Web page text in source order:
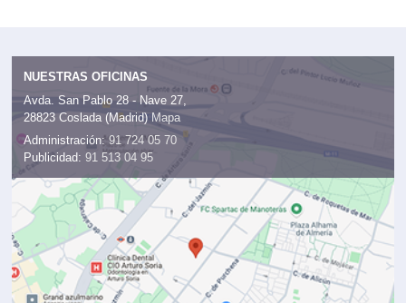
NUESTRAS OFICINAS
Avda. San Pablo 28 - Nave 27,
28823 Coslada (Madrid)
Mapa
Administración:91 724 05 70
Publicidad: